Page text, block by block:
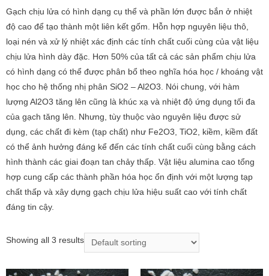
Gạch chịu lửa có hình dạng cụ thể và phần lớn được bắn ở nhiệt
độ cao để tạo thành một liên kết gốm. Hỗn hợp nguyên liệu thô,
loại nén và xử lý nhiệt xác định các tính chất cuối cùng của vật liệu
chịu lửa hình dày đặc. Hơn 50% của tất cả các sản phẩm chịu lửa
có hình dạng có thể được phân bổ theo nghĩa hóa học / khoáng vật
học cho hệ thống nhị phân SiO2 – Al2O3. Nói chung, với hàm
lượng Al2O3 tăng lên cũng là khúc xạ và nhiệt độ ứng dụng tối đa
của gạch tăng lên. Nhưng, tùy thuộc vào nguyên liệu được sử
dụng, các chất đi kèm (tạp chất) như Fe2O3, TiO2, kiềm, kiềm đất
có thể ảnh hưởng đáng kể đến các tính chất cuối cùng bằng cách
hình thành các giai đoạn tan chảy thấp. Vật liệu alumina cao tổng
hợp cung cấp các thành phần hóa học ổn định với một lượng tạp
chất thấp và xây dựng gạch chịu lửa hiệu suất cao với tính chất
đáng tin cậy.
Showing all 3 results